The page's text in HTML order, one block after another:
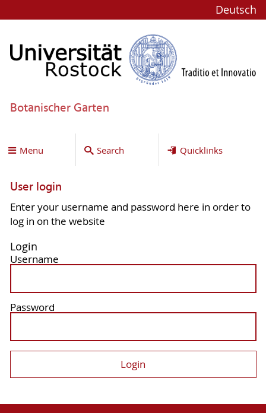
Deutsch
Botanischer Garten
Menu Search Quicklinks
User login
Enter your username and password here in order to
log in on the website
Login
Username
Password